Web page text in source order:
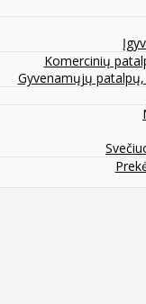
Komercinių
Gyvenamųjų